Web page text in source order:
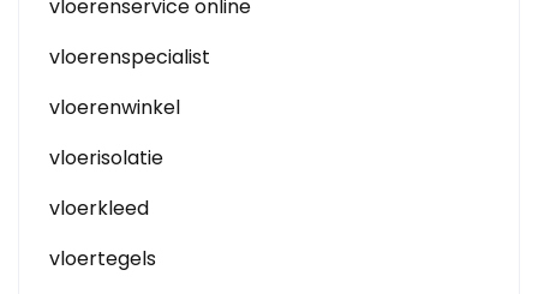
vloerenservice online
vloerenspecialist
vloerenwinkel
vloerisolatie
vloerkleed
vloertegels